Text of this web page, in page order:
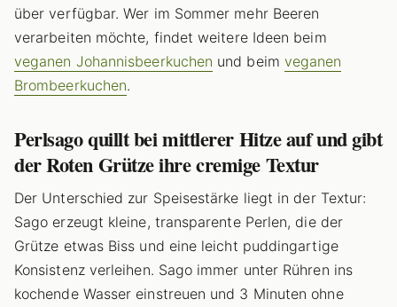
über verfügbar. Wer im Sommer mehr Beeren
verarbeiten möchte, findet weitere Ideen beim
veganen Johannisbeerkuchen und beim veganen
Brombeerkuchen.
Perlsago quillt bei mittlerer Hitze auf und gibt
der Roten Grütze ihre cremige Textur
Der Unterschied zur Speisestärke liegt in der Textur:
Sago erzeugt kleine, transparente Perlen, die der
Grütze etwas Biss und eine leicht puddingartige
Konsistenz verleihen. Sago immer unter Rühren ins
kochende Wasser einstreuen und 3 Minuten ohne